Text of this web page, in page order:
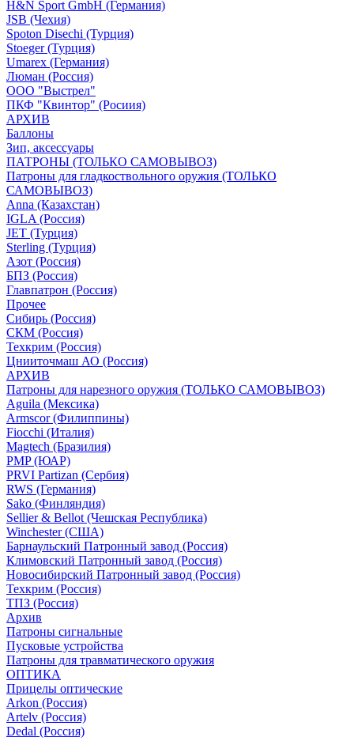
H&N Sport GmbH (Германия)
JSB (Чехия)
Spoton Disechi (Турция)
Stoeger (Турция)
Umarex (Германия)
Люман (Россия)
ООО "Выстрел"
ПКФ "Квинтор" (Росиия)
АРХИВ
Баллоны
Зип, аксессуары
ПАТРОНЫ (ТОЛЬКО САМОВЫВОЗ)
Патроны для гладкоствольного оружия (ТОЛЬКО
САМОВЫВОЗ)
Anna (Казахстан)
IGLA (Россия)
JET (Турция)
Sterling (Турция)
Азот (Россия)
БПЗ (Россия)
Главпатрон (Россия)
Прочее
Сибирь (Россия)
СКМ (Россия)
Техкрим (Россия)
Цнииточмаш АО (Россия)
АРХИВ
Патроны для нарезного оружия (ТОЛЬКО САМОВЫВОЗ)
Aguila (Мексика)
Armscor (Филиппины)
Fiocchi (Италия)
Magtech (Бразилия)
PMP (ЮАР)
PRVI Partizan (Сербия)
RWS (Германия)
Sako (Финляндия)
Sellier & Bellot (Чешская Республика)
Winchester (США)
Барнаульский Патронный завод (Россия)
Климовский Патронный завод (Россия)
Новосибирский Патронный завод (Россия)
Техкрим (Россия)
ТПЗ (Россия)
Архив
Патроны сигнальные
Пусковые устройства
Патроны для травматического оружия
ОПТИКА
Прицелы оптические
Arkon (Россия)
Artelv (Россия)
Dedal (Россия)